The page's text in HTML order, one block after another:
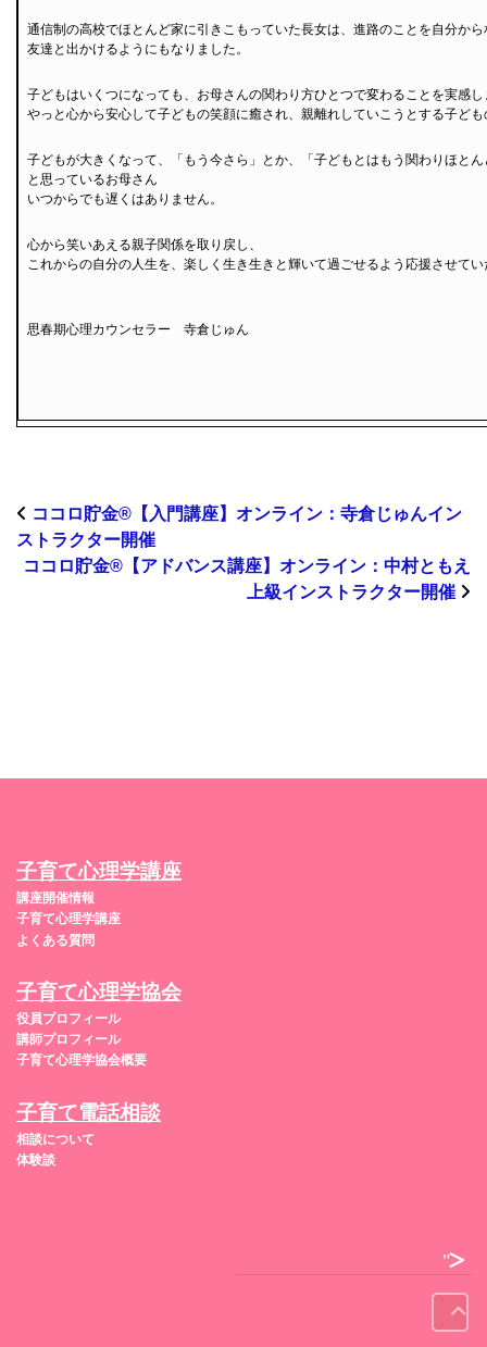
通信制の高校でほとんど家に引きこもっていた長女は、進路のことを自分か
友達と出かけるようにもなりました。
子どもはいくつになっても、お母さんの関わり方ひとつで変わることを実感し
やっと心から安心して子どもの笑顔に癒され、親離れしていこうとする子ど
子どもが大きくなって、「もう今さら」とか、「子どもとはもう関わりほと
と思っているお母さん
いつからでも遅くはありません。
心から笑いあえる親子関係を取り戻し、
これからの自分の人生を、楽しく生き生きと輝いて過ごせるよう応援させて
思春期心理カウンセラー 寺倉じゅん
ココロ貯金®︎【入門講座】オンライン：寺倉じゅんイン
ストラクター開催
ココロ貯金®︎【アドバンス講座】オンライン：中村ともえ
上級インストラクター開催
子育て心理学講座
講座開催情報
子育て心理学講座
よくある質問
子育て心理学協会
役員プロフィール
講師プロフィール
子育て心理学協会概要
子育て電話相談
相談について
体験談
">